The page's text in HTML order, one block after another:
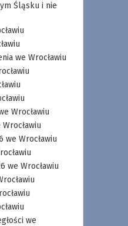
Śląsku i nie
we Wrocławiu
Wrocławiu
we Wrocławiu
we Wrocławiu
we